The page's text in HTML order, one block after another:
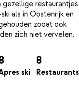
restaurantjes
als in Oostenrijk en
zodat ook
ski
8
Restaurants